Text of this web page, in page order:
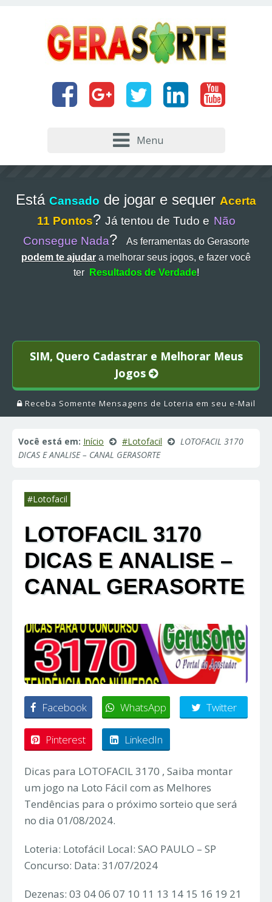
Menu
Está Cansado de jogar e sequer Acerta
11 Pontos? Já tentou de Tudo e Não
Consegue Nada?
As ferramentas do Gerasorte
podem te ajudar a melhorar seus jogos, e fazer você
ter
Resultados de Verdade!
SIM, Quero Cadastrar e Melhorar Meus
Jogos
Receba Somente Mensagens de Loteria em seu e-Mail
Você está em: Início #Lotofacil
LOTOFACIL 3170
DICAS E ANALISE – CANAL GERASORTE
#Lotofacil
LOTOFACIL 3170
DICAS E ANALISE –
CANAL GERASORTE
Facebook WhatsApp Twitter
Pinterest LinkedIn
Dicas para LOTOFACIL 3170 , Saiba montar
um jogo na Loto Fácil com as Melhores
Tendências para o próximo sorteio que será
no dia 01/08/2024.
Loteria: Lotofácil Local: SAO PAULO – SP
Concurso: Data: 31/07/2024
Dezenas: 03 04 06 07 10 11 13 14 15 16 19 21